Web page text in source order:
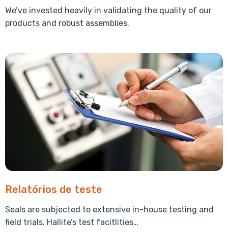
We’ve invested heavily in validating the quality of our
products and robust assemblies.
Relatórios de teste
Seals are subjected to extensive in-house testing and
field trials. Hallite’s test facitlities…